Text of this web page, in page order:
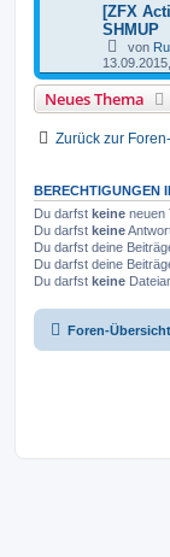
[ZFX
SHMUP
von
Neues Thema
Zurück zur
BERECHTIGUNGEN
Du darfst keine neuen
Du darfst keine
Du darfst deine
Du darfst deine
Du darfst keine
Foren-Übersicht